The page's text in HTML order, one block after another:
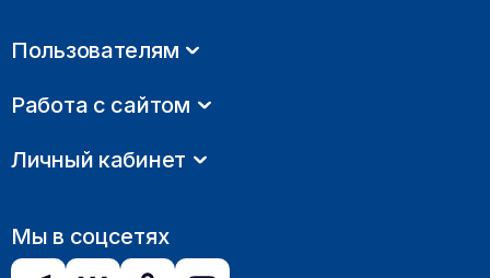
Пользователям
Работа с сайтом
Личный кабинет
Мы в соцсетях